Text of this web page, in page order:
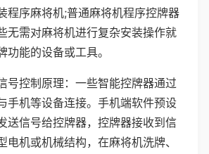
程序麻将机;普通麻将机程序控牌器
无需对麻将机进行复杂安装操作就
功能的设备或工具。
号控制原理：一些智能控牌器通过
手机等设备连接。手机端软件预设
送信号给控牌器，控牌器接收到信
电机或机械结构，在麻将机洗牌、